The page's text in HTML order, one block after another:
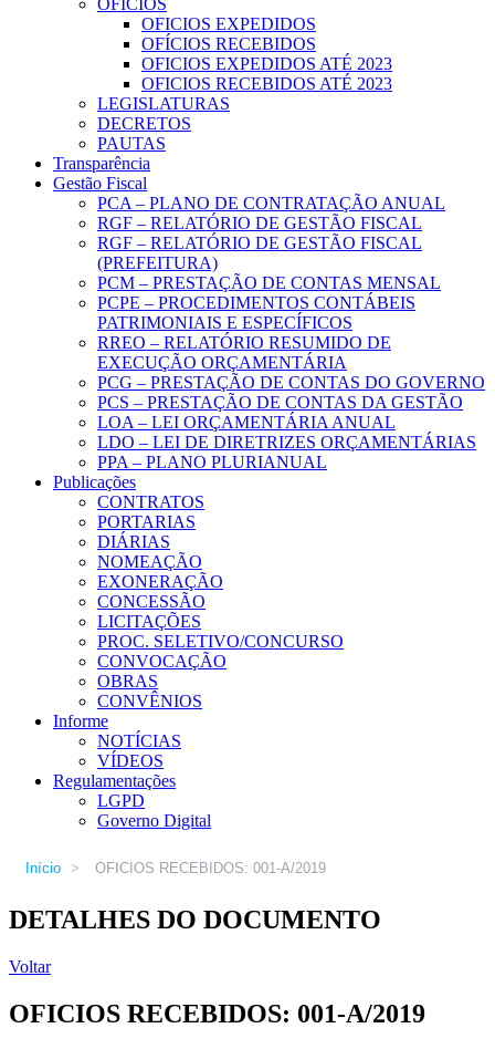
OFICIOS
OFICIOS EXPEDIDOS
OFÍCIOS RECEBIDOS
OFICIOS EXPEDIDOS ATÉ 2023
OFICIOS RECEBIDOS ATÉ 2023
LEGISLATURAS
DECRETOS
PAUTAS
Transparência
Gestão Fiscal
PCA – PLANO DE CONTRATAÇÃO ANUAL
RGF – RELATÓRIO DE GESTÃO FISCAL
RGF – RELATÓRIO DE GESTÃO FISCAL
(PREFEITURA)
PCM – PRESTAÇÃO DE CONTAS MENSAL
PCPE – PROCEDIMENTOS CONTÁBEIS
PATRIMONIAIS E ESPECÍFICOS
RREO – RELATÓRIO RESUMIDO DE
EXECUÇÃO ORÇAMENTÁRIA
PCG – PRESTAÇÃO DE CONTAS DO GOVERNO
PCS – PRESTAÇÃO DE CONTAS DA GESTÃO
LOA – LEI ORÇAMENTÁRIA ANUAL
LDO – LEI DE DIRETRIZES ORÇAMENTÁRIAS
PPA – PLANO PLURIANUAL
Publicações
CONTRATOS
PORTARIAS
DIÁRIAS
NOMEAÇÃO
EXONERAÇÃO
CONCESSÃO
LICITAÇÕES
PROC. SELETIVO/CONCURSO
CONVOCAÇÃO
OBRAS
CONVÊNIOS
Informe
NOTÍCIAS
VÍDEOS
Regulamentações
LGPD
Governo Digital
Início > OFICIOS RECEBIDOS: 001-A/2019
DETALHES DO DOCUMENTO
Voltar
OFICIOS RECEBIDOS: 001-A/2019